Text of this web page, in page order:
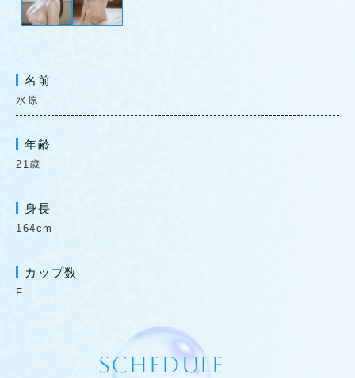
名前
水原
年齢
21歳
身長
164cm
カップ数
F
SCHEDULE